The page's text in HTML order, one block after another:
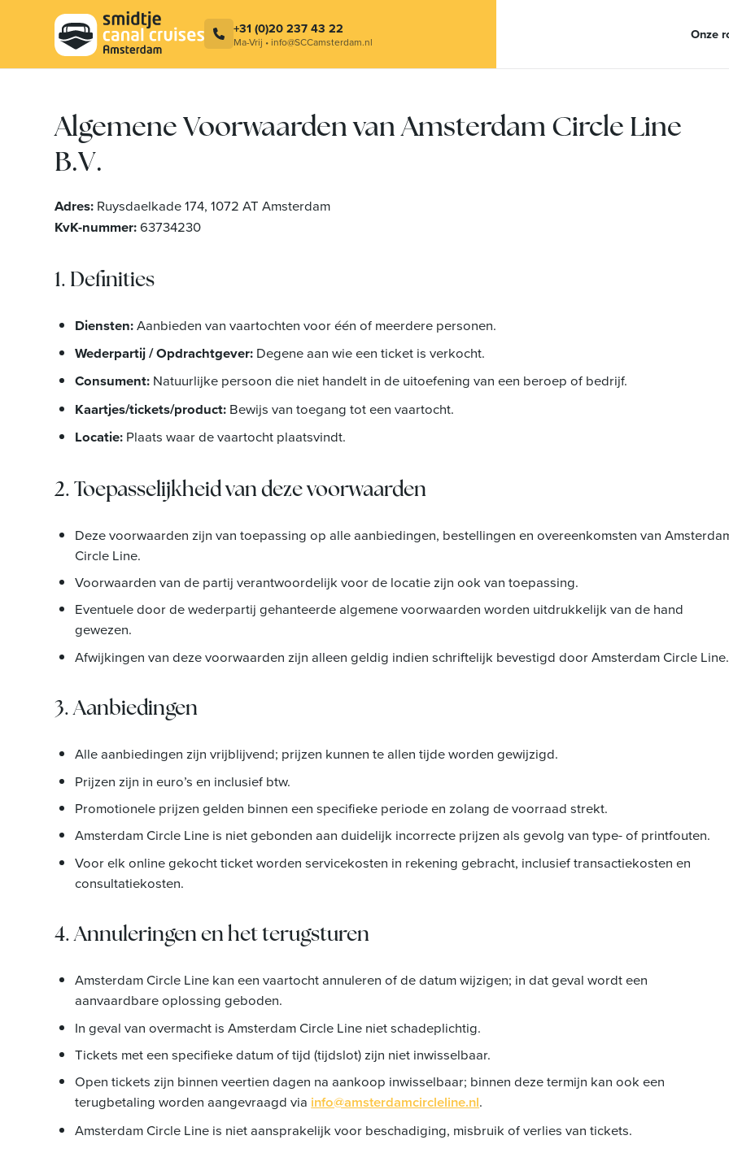
+31 (0)20 237 43 22
Ma-Vrij • info@SCCamsterdam.nl Onze
Algemene Voorwaarden van Amsterdam Circle Line
B.V.
Adres: Ruysdaelkade 174, 1072 AT Amsterdam
KvK-nummer:63734230
1. Definities
Diensten:Aanbieden van vaartochten voor één of meerdere personen.
Wederpartij / Opdrachtgever: Degene aan wie een ticket is verkocht.
Consument: Natuurlijke persoon die niet handelt in de uitoefening van een beroep of bedrijf.
Kaartjes/tickets/product: Bewijs van toegang tot een vaartocht.
Locatie: Plaats waar de vaartocht plaatsvindt.
2. Toepasselijkheid van deze voorwaarden
Deze voorwaarden zijn van toepassing op alle aanbiedingen, bestellingen en overeenkomsten van
Circle Line.
Voorwaarden van de partij verantwoordelijk voor de locatie zijn ook van toepassing.
Eventuele door de wederpartij gehanteerde algemene voorwaarden worden uitdrukkelijk van de hand
gewezen.
Afwijkingen van deze voorwaarden zijn alleen geldig indien schriftelijk bevestigd door Amsterdam Circle Line.
3. Aanbiedingen
Alle aanbiedingen zijn vrijblijvend; prijzen kunnen te allen tijde worden gewijzigd.
Prijzen zijn in euro’s en inclusief btw.
Promotionele prijzen gelden binnen een specifieke periode en zolang de voorraad strekt.
Amsterdam Circle Line is niet gebonden aan duidelijk incorrecte prijzen als gevolg van type- of printfouten.
Voor elk online gekocht ticket worden servicekosten in rekening gebracht, inclusief transactiekosten en
consultatiekosten.
4. Annuleringen en het terugsturen
Amsterdam Circle Line kan een vaartocht annuleren of de datum wijzigen; in dat geval wordt een
aanvaardbare oplossing geboden.
In geval van overmacht is Amsterdam Circle Line niet schadeplichtig.
Tickets met een specifieke datum of tijd (tijdslot) zijn niet inwisselbaar.
Open tickets zijn binnen veertien dagen na aankoop inwisselbaar; binnen deze termijn kan ook een
terugbetaling worden aangevraagd via info@amsterdamcircleline.nl.
Amsterdam Circle Line is niet aansprakelijk voor beschadiging, misbruik of verlies van tickets.